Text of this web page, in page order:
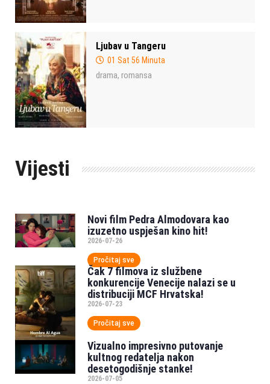
Ljubav u Tangeru
01 Sat 56 Minuta
drama, romansa
Vijesti
Novi film Pedra Almodovara kao
izuzetno uspješan kino hit!
2026-07-26
Pročitaj sve
Čak 7 filmova iz službene
konkurencije Venecije nalazi se u
distribuciji MCF Hrvatska!
2026-07-23
Pročitaj sve
Vizualno impresivno putovanje
kultnog redatelja nakon
desetogodišnje stanke!
2026-07-05